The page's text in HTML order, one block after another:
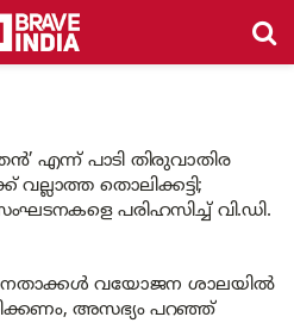
എന്ന് പാടി തിരുവാതിര
വല്ലാത്ത തൊലിക്കട്ടി;
പരിഹസിച്ച് വി.ഡി.
വയോജന ശാലയിൽ
അസഭ്യം പറഞ്ഞ്